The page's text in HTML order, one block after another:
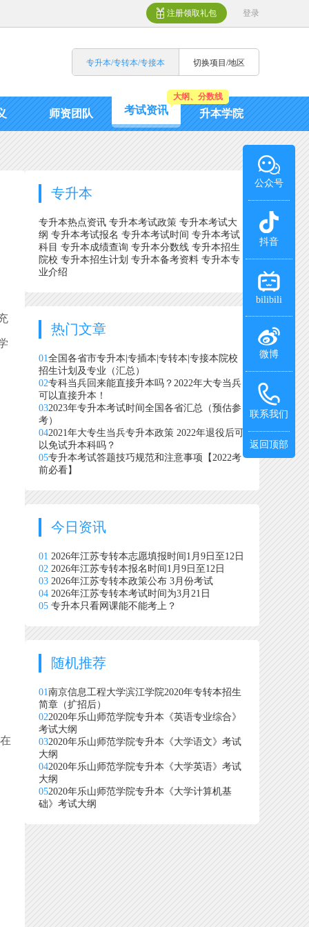
注册领取礼包 登录
专升本/专转本/专接本 切换项目/地区
师资团队 考试资讯
大纲、分数线
升本学院
专升本
专升本热点资讯 专升本考试政策 专升本考试大
纲 专升本考试报名 专升本考试时间 专升本考试
科目 专升本成绩查询 专升本分数线 专升本招生
院校 专升本招生计划 专升本备考资料 专升本专
业介绍
热门文章
01全国各省市专升本|专插本|专转本|专接本院校
招生计划及专业（汇总）
02专科当兵回来能直接升本吗？2022年大专当兵
可以直接升本！
032023年专升本考试时间全国各省汇总（预估参
考）
042021年大专生当兵专升本政策 2022年退役后可
以免试升本科吗？
05专升本考试答题技巧规范和注意事项【2022考
前必看】
今日资讯
01 2026年江苏专转本志愿填报时间1月9日至12日
02 2026年江苏专转本报名时间1月9日至12日
03 2026年江苏专转本政策公布 3月份考试
04 2026年江苏专转本考试时间为3月21日
05 专升本只看网课能不能考上？
随机推荐
01南京信息工程大学滨江学院2020年专转本招生
简章（扩招后）
022020年乐山师范学院专升本《英语专业综合》
考试大纲
032020年乐山师范学院专升本《大学语文》考试
大纲
042020年乐山师范学院专升本《大学英语》考试
大纲
052020年乐山师范学院专升本《大学计算机基
础》考试大纲
公众号
抖音
bilibili
微博
联系我们
返回顶部